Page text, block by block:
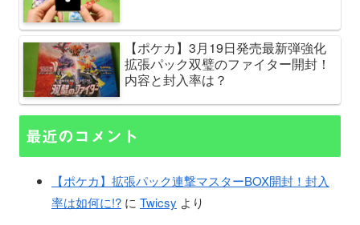
【ポケカ】3月19日発売最新弾強化
拡張パック双璧のファイター開封！
内容と封入率は？
最近のコメント
【ポケカ】拡張パック連撃マスターBOX開封！封入
率は如何に!? に Twicsy より